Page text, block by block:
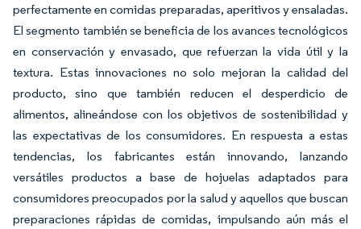
perfectamente en comidas preparadas, aperitivos y ensaladas.
El segmento también se beneficia de los avances tecnológicos
en conservación y envasado, que refuerzan la vida útil y la
textura. Estas innovaciones no solo mejoran la calidad del
producto, sino que también reducen el desperdicio de
alimentos, alineándose con los objetivos de sostenibilidad y
las expectativas de los consumidores. En respuesta a estas
tendencias, los fabricantes están innovando, lanzando
versátiles productos a base de hojuelas adaptados para
consumidores preocupados por la salud y aquellos que buscan
preparaciones rápidas de comidas, impulsando aún más el